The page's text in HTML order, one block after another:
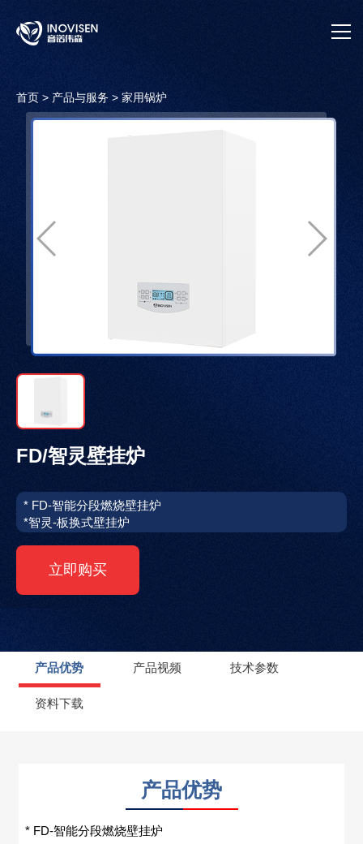
售后服务
淘宝企业店铺
首页 > 产品与服务 > 家用锅炉
FD/智灵壁挂炉
* FD-智能分段燃烧壁挂炉
*智灵-板换式壁挂炉
立即购买
产品优势 产品视频 技术参数
资料下载
产品优势
* FD-智能分段燃烧壁挂炉